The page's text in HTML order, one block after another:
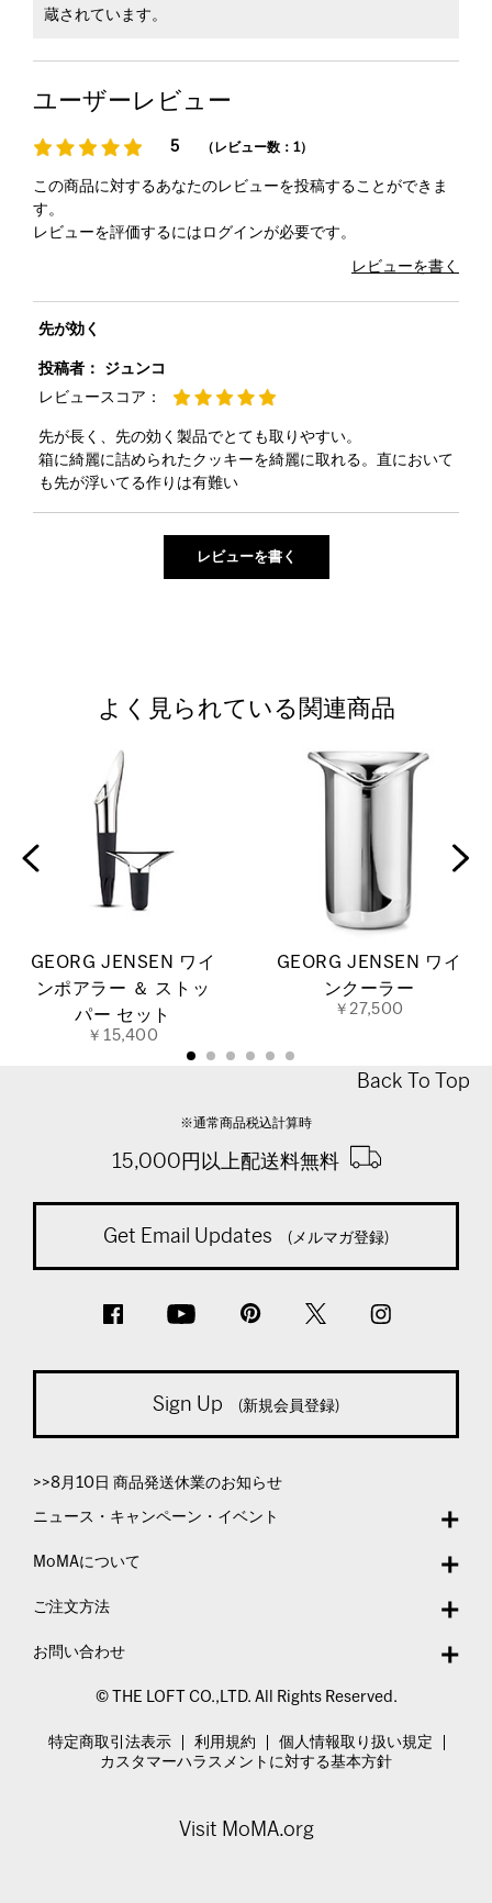
蔵されています。
ユーザーレビュー
5 （レビュー数：1）
この商品に対するあなたのレビューを投稿することができま
す。
レビューを評価するには ログインが必要です。
レビューを書く
先が効く
投稿者：
ジュンコ
レビュースコア：
先が長く、先の効く製品でとても取りやすい。
箱に綺麗に詰められたクッキーを綺麗に取れる。直において
も先が浮いてる作りは有難い
よく見られている関連商品
GEORG JENSEN ワイ
ンポアラー ＆ ストッ
パー セット
￥15,400
GEORG JENSEN ワイ
ンクーラー
￥27,500
Back To Top
※通常商品税込計算時
15,000円以上配送料無料
Get Email Updates (メルマガ登録)
Sign Up (新規会員登録)
>>8月10日 商品発送休業のお知らせ
ニュース・キャンペーン・イベント
MoMAについて
ご注文方法
お問い合わせ
© THE LOFT CO.,LTD. All Rights Reserved.
特定商取引法表示 利用規約
個人情報取り扱い規定
カスタマーハラスメントに対する基本方針
Visit MoMA.org